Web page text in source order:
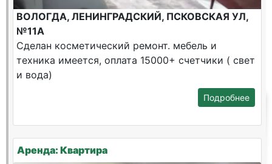
ВОЛОГДА, ЛЕНИНГРАДСКИЙ, ПСКОВСКАЯ УЛ,
№11А
Сделан косметический ремонт. мебель и
техника имеется, оплата 15000+ счетчики ( свет
и вода)
Подробнее
Аренда: Квартира